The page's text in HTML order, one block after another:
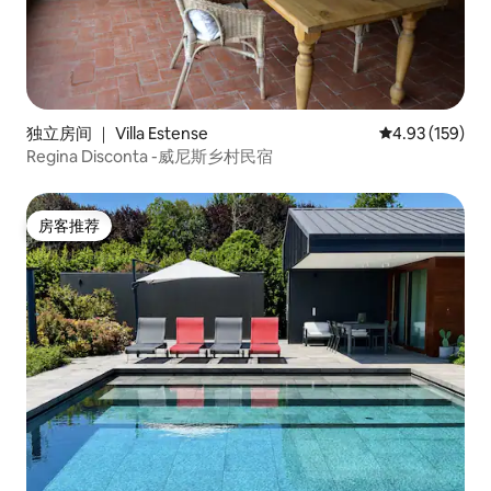
独立房间 ｜ Villa Estense 平均评分 4.93
4.93 (159)
Regina Disconta -威尼斯乡村民宿
房客推荐
房客推荐